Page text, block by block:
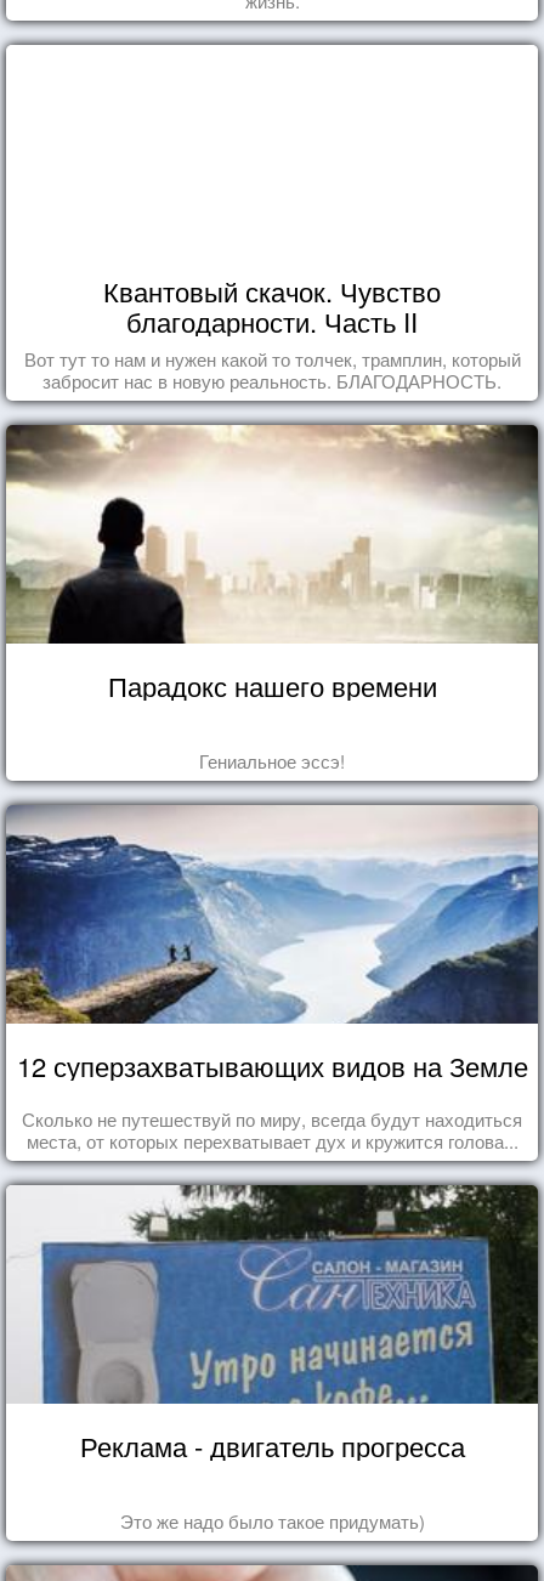
Квантовый скачок. Чувство
благодарности. Часть II
Вот тут то нам и нужен какой то толчек, трамплин, который
забросит нас в новую реальность. БЛАГОДАРНОСТЬ.
Парадокс нашего времени
Гениальное эссэ!
12 суперзахватывающих видов на Земле
Сколько не путешествуй по миру, всегда будут находиться
места, от которых перехватывает дух и кружится голова...
Реклама - двигатель прогресса
Это же надо было такое придумать)